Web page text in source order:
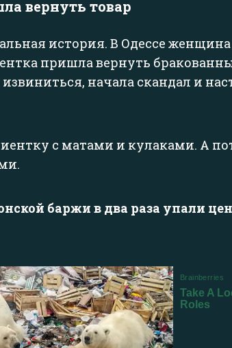
вернуть товар
история. В Одессе
пришла вернуть
извиниться, начала скандал и
с матами и кулаками. А
баржи в два раза упали